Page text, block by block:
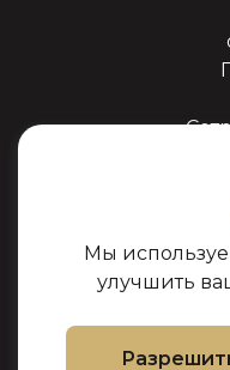
Мы
улучшить